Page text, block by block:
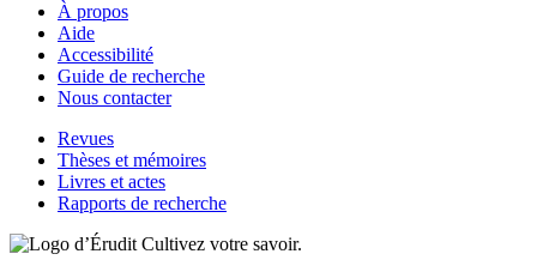
À propos
Aide
Accessibilité
Guide de recherche
Nous contacter
Revues
Thèses et mémoires
Livres et actes
Rapports de recherche
Cultivez votre savoir.